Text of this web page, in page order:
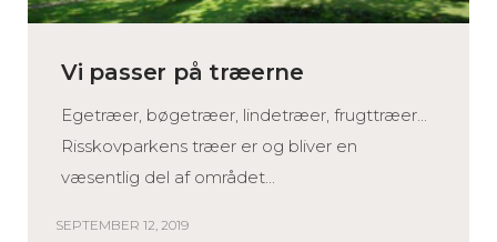
Vi passer på træerne
Egetræer, bøgetræer, lindetræer, frugttræer...
Risskovparkens træer er og bliver en
væsentlig del af området...
SEPTEMBER 12, 2019